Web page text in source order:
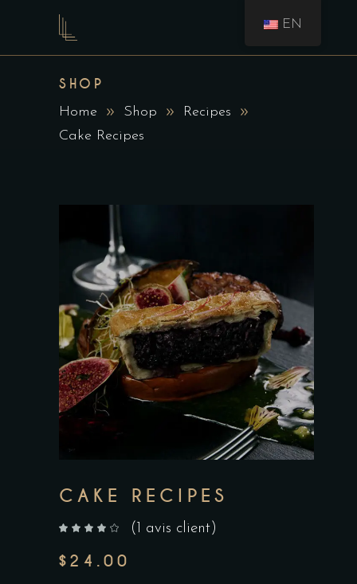
SHOP
Home Shop
Recipes
Cake Recipes
CAKE RECIPES
( 1 avis client)
$ 24.00
EN